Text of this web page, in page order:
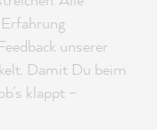
unserer
Damit Du beim
klappt –